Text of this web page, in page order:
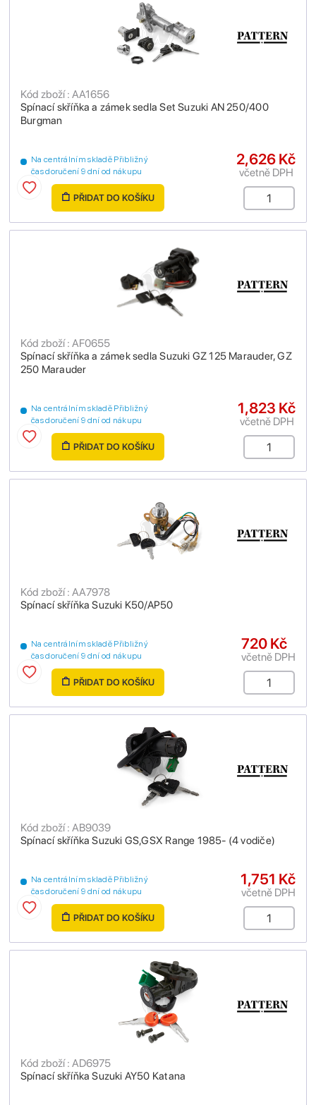
Spínací skříňka a zámek sedla Set Suzuki AN 250/400
Burgman
Kód zboží : AA1656
Na centrálním skladě Přibližný
čas doručení 9 dní od nákupu
2,626 Kč
včetně DPH
PŘIDAT DO KOŠÍKU
Spínací skříňka a zámek sedla Suzuki GZ 125 Marauder, GZ
250 Marauder
Kód zboží : AF0655
Na centrálním skladě Přibližný
čas doručení 9 dní od nákupu
1,823 Kč
včetně DPH
PŘIDAT DO KOŠÍKU
Spínací skříňka Suzuki K50/AP50
Kód zboží : AA7978
Na centrálním skladě Přibližný
čas doručení 9 dní od nákupu
720 Kč
včetně DPH
PŘIDAT DO KOŠÍKU
Spínací skříňka Suzuki GS,GSX Range 1985- (4 vodiče)
Kód zboží : AB9039
Na centrálním skladě Přibližný
čas doručení 9 dní od nákupu
1,751 Kč
včetně DPH
PŘIDAT DO KOŠÍKU
Spínací skříňka Suzuki AY50 Katana
Kód zboží : AD6975